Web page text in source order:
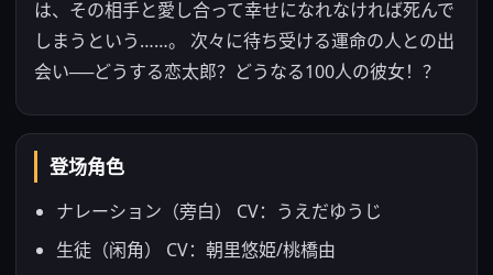
は、その相手と愛し合って幸せになれなければ死んで
しまうという……。 次々に待ち受ける運命の人との出
会い──どうする恋太郎？どうなる100人の彼女！？
登场角色
ナレーション（旁白） CV：うえだゆうじ
生徒（闲角） CV：朝里悠姫/桃橋由